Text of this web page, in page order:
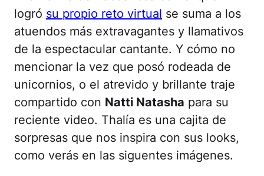
logró su propio reto virtual se suma a los
atuendos más extravagantes y llamativos
de la espectacular cantante. Y cómo no
mencionar la vez que posó rodeada de
unicornios, o el atrevido y brillante traje
compartido con Natti Natasha para su
reciente video. Thalía es una cajita de
sorpresas que nos inspira con sus looks,
como verás en las siguentes imágenes.